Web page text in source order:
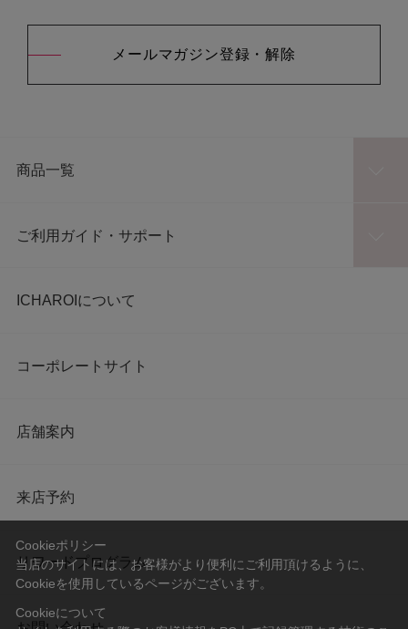
メールマガジン登録・解除
商品一覧
ご利用ガイド・サポート
ICHAROIについて
コーポレートサイト
店舗案内
来店予約
リワードプログラム
Cookieポリシー
当店のサイトには、お客様がより便利にご利用頂けるように、
Cookieを使用しているページがございます。
Cookieについて